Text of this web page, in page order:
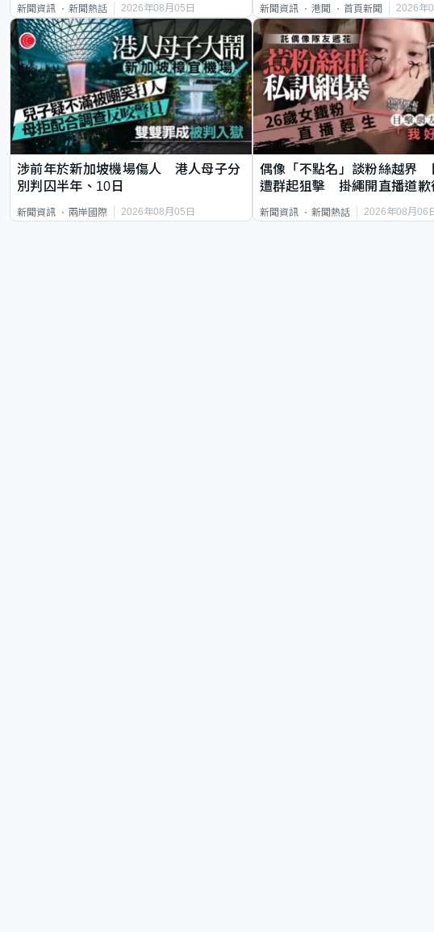
新聞資訊 新聞熱話 2026年08月05日 新聞資訊 港聞 首頁新聞 2026年
涉前年於新加坡機場傷人 港人母子分
別判囚半年、10日
新聞資訊 兩岸國際 2026年08月05日
偶像「不點名」談粉絲越界
遭群起狙擊 掛繩開直播道歉
新聞資訊 新聞熱話 2026年08月06